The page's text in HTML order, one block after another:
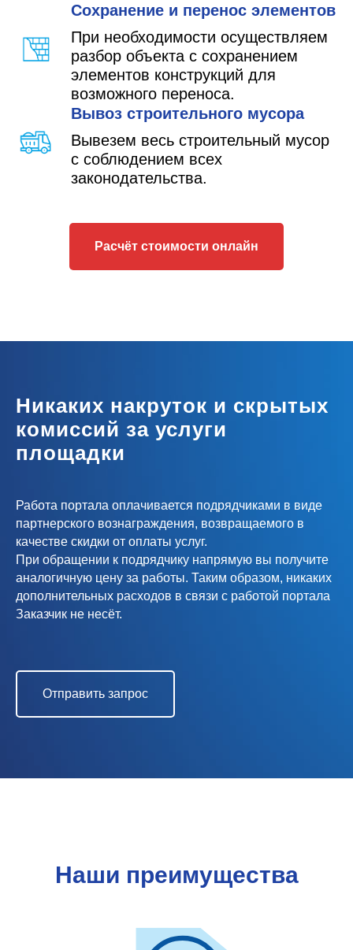
Сохранение и перенос элементов
При необходимости осуществляем
разбор объекта с сохранением
элементов конструкций для
возможного переноса.
Вывоз строительного мусора
Вывезем весь строительный мусор
с соблюдением всех
законодательства.
Расчёт стоимости онлайн
Никаких накруток и скрытых
комиссий за услуги
площадки
Работа портала оплачивается подрядчиками в виде
партнерского вознаграждения, возвращаемого в
качестве скидки от оплаты услуг.
При обращении к подрядчику напрямую вы получите
аналогичную цену за работы. Таким образом, никаких
дополнительных расходов в связи с работой портала
Заказчик не несёт.
Отправить запрос
Наши преимущества